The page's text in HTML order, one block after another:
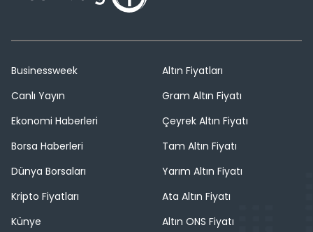
Businessweek
Canlı Yayın
Ekonomi Haberleri
Borsa Haberleri
Dünya Borsaları
Kripto Fiyatları
Künye
Altın Fiyatları
Gram Altın Fiyatı
Çeyrek Altın Fiyatı
Tam Altın Fiyatı
Yarım Altın Fiyatı
Ata Altın Fiyatı
Altın ONS Fiyatı